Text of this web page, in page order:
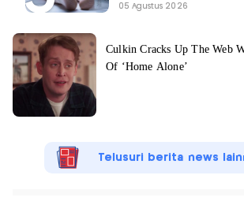
05 Agustus 2026
Telusuri berita news